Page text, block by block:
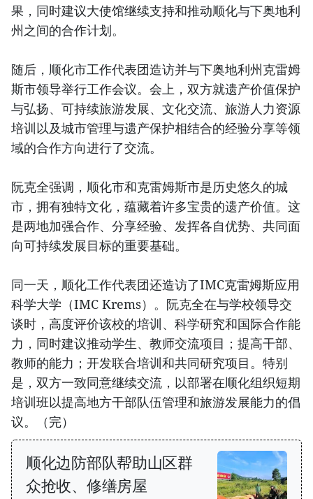
果，同时建议大使馆继续支持和推动顺化与下奥地利
州之间的合作计划。
随后，顺化市工作代表团造访并与下奥地利州克雷姆
斯市领导举行工作会议。会上，双方就遗产价值保护
与弘扬、可持续旅游发展、文化交流、旅游人力资源
培训以及城市管理与遗产保护相结合的经验分享等领
域的合作方向进行了交流。
阮克全强调，顺化市和克雷姆斯市是历史悠久的城
市，拥有独特文化，蕴藏着许多宝贵的遗产价值。这
是两地加强合作、分享经验、发挥各自优势、共同面
向可持续发展目标的重要基础。
同一天，顺化工作代表团还造访了IMC克雷姆斯应用
科学大学（IMC Krems）。阮克全在与学校领导交
谈时，高度评价该校的培训、科学研究和国际合作能
力，同时建议推动学生、教师交流项目；提高干部、
教师的能力；开发联合培训和共同研究项目。特别
是，双方一致同意继续交流，以部署在顺化组织短期
培训班以提高地方干部队伍管理和旅游发展能力的倡
议。（完）
顺化边防部队帮助山区群
众抢收、修缮房屋